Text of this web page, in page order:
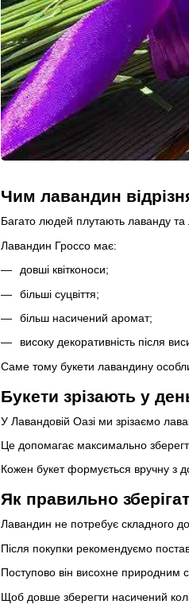
Чим лавандин
Багато людей плутають лаванду та
Лавандин Гроссо має:
довші квітконоси;
більші суцвіття;
більш насичений аромат;
високу декоративність після
Саме тому букети лавандину
Букети зрізають у
У Лавандовій Оазі ми зрізаємо
Це допомагає максимально
Кожен букет формується вручну з
Як правильно
Лавандин не потребує складного
Після покупки рекомендуємо
Поступово він висохне природним
Щоб довше зберегти насичений